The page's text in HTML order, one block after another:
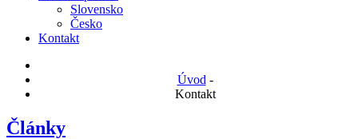
Slovensko
Česko
Kontakt
Úvod -
Kontakt
Články